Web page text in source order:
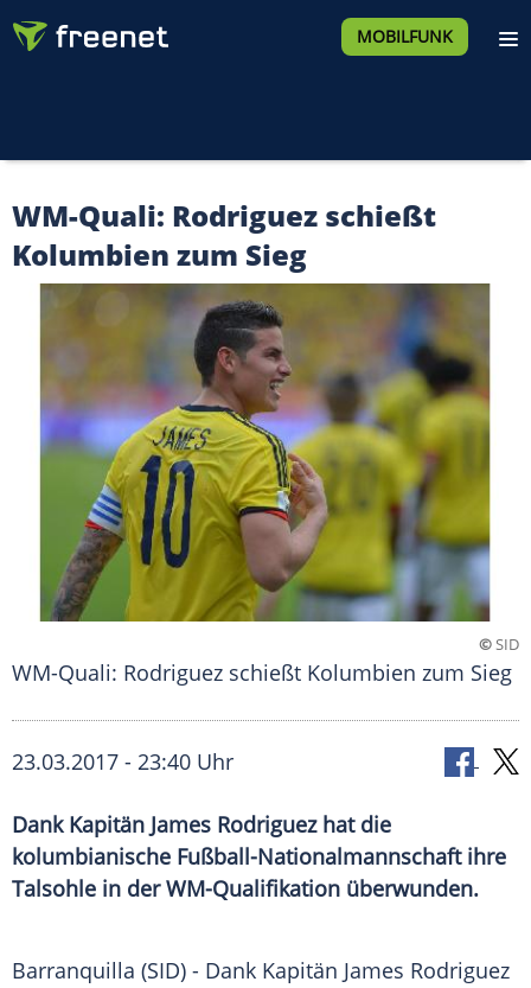
MOBILFUNK
WM-Quali: Rodriguez schießt
Kolumbien zum Sieg
©SID
WM-Quali: Rodriguez schießt Kolumbien zum Sieg
23.03.2017 - 23:40 Uhr
Dank Kapitän James Rodriguez hat die
kolumbianische Fußball-Nationalmannschaft ihre
Talsohle in der WM-Qualifikation überwunden.
Barranquilla (SID) - Dank Kapitän James Rodriguez